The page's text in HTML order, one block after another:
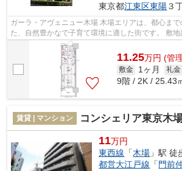
東京都江東区東陽３
ガーラ・アヴェニュー木場 木場エリアは、都心までのアクセスが良好。ま
た、自然豊かなで子育て環境に適した街です。 敷地
り、季節ごとに自然を感じられるのも...
11.25万円 (管
敷金 1ヶ月 礼金
9階 / 2K / 25.43
賃貸 | マンション コンシェリア東京木場ステー
11万円
東西線 「木場 」駅 徒
都営大江戸線 「門前